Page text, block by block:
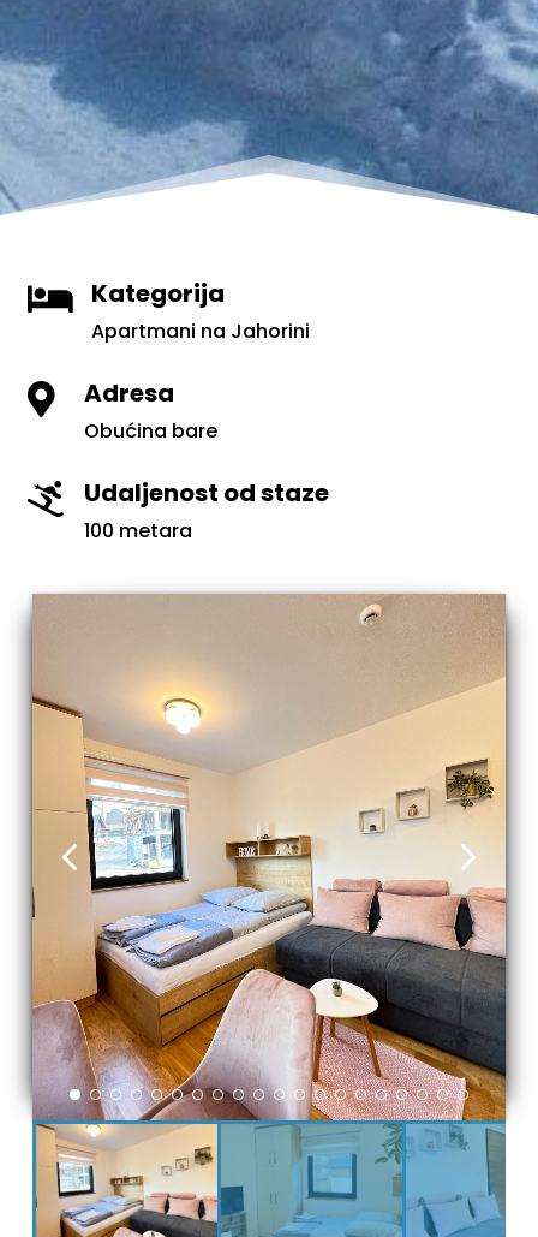
 Kategorija
Apartmani na Jahorini
 Adresa
Obućina bare
 Udaljenost od staze
100 metara